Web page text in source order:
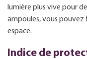
lumière plus vive pour
ampoules, vous
espace.
Indice de